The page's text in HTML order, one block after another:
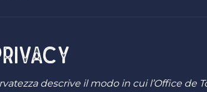
descrive il modo in cui l’Office